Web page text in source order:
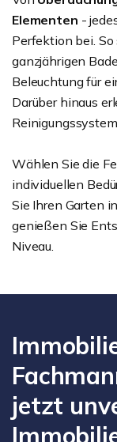
Elementen -
Perfektion bei.
ganzjährigen
Beleuchtung für
Darüber hinaus
Wählen Sie die
individuellen
Sie Ihren Garten
genießen Sie
Niveau.
jetzt